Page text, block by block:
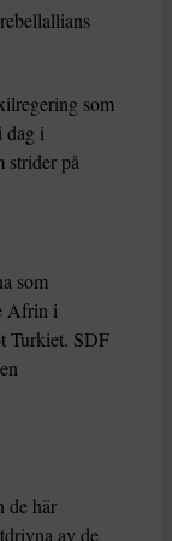
som
dag i
strider på
som
Afrin i
Turkiet. SDF
de här
av de